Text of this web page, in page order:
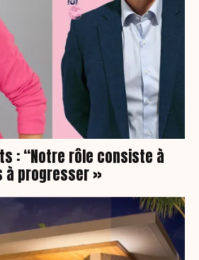
: “Notre rôle consiste à
à progresser »